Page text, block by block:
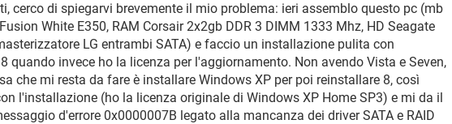
cerco di spiegarvi brevemente il mio problema: ieri assemblo questo pc (mb
White E350, RAM Corsair 2x2gb DDR 3 DIMM 1333 Mhz, HD Seagate
LG entrambi SATA) e faccio un installazione pulita con
quando invece ho la licenza per l'aggiornamento. Non avendo Vista e Seven,
che mi resta da fare è installare Windows XP per poi reinstallare 8, così
l'installazione (ho la licenza originale di Windows XP Home SP3) e mi da il
d'errore 0x0000007B legato alla mancanza dei driver SATA e RAID